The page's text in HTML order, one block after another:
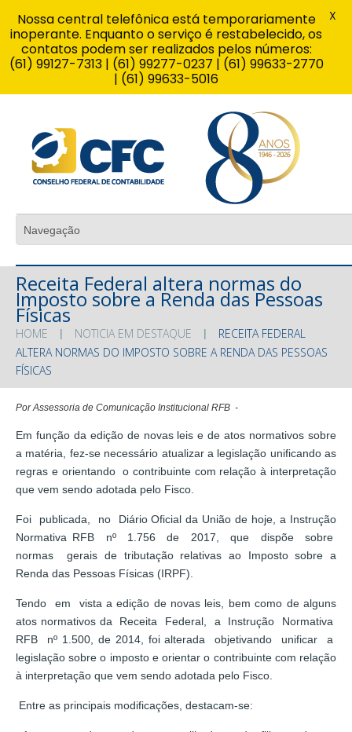
Receita Federal altera normas do
Imposto sobre a Renda das Pessoas
Físicas
HOME NOTICIA EM DESTAQUE
RECEITA FEDERAL
ALTERA NORMAS DO IMPOSTO SOBRE A RENDA DAS PESSOAS
FÍSICAS
Por Assessoria de Comunicação Institucional RFB -
Em função da edição de novas leis e de atos normativos sobre
a matéria, fez-se necessário atualizar a legislação unificando as
regras e orientando o contribuinte com relação à interpretação
que vem sendo adotada pelo Fisco.
Foi publicada, no Diário Oficial da União de hoje, a Instrução
Normativa RFB nº 1.756 de 2017, que dispõe sobre
normas gerais de tributação relativas ao Imposto sobre a
Renda das Pessoas Físicas (IRPF).
Tendo em vista a edição de novas leis, bem como de alguns
atos normativos da Receita Federal, a Instrução Normativa
RFB nº 1.500, de 2014, foi alterada objetivando unificar a
legislação sobre o imposto e orientar o contribuinte com relação
à interpretação que vem sendo adotada pelo Fisco.
Entre as principais modificações, destacam-se:
Nossa central telefônica está temporariamente
inoperante. Enquanto o serviço é restabelecido, os
contatos podem ser realizados pelos números:
(61) 99127-7313 | (61) 99277-0237 | (61) 99633-2770
| (61) 99633-5016
X